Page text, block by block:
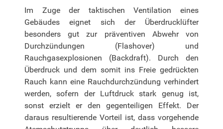
Im Zuge der taktischen Ventilation eines
Gebäudes eignet sich der Überdrucklüfter
besonders gut zur präventiven Abwehr von
Durchzündungen (Flashover) und
Rauchgasexplosionen (Backdraft). Durch den
Überdruck und dem somit ins Freie gedrückten
Rauch kann eine Rauchdurchzündung verhindert
werden, sofern der Luftdruck stark genug ist,
sonst erzielt er den gegenteiligen Effekt. Der
daraus resultierende Vorteil ist, dass vorgehende